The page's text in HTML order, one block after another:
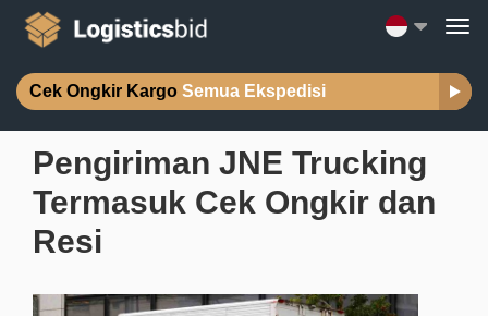
Cek Ongkir Kargo Semua Ekspedisi
Pengiriman JNE Trucking
Termasuk Cek Ongkir dan
Resi